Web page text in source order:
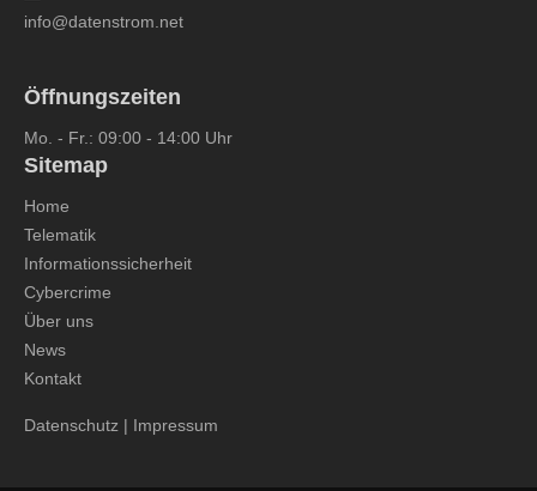
info@datenstrom.net
Öffnungszeiten
Mo. - Fr.: 09:00 - 14:00 Uhr
Sitemap
Home
Telematik
Informationssicherheit
Cybercrime
Über uns
News
Kontakt
Datenschutz | Impressum